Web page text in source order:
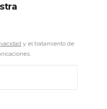
y el tratamiento de